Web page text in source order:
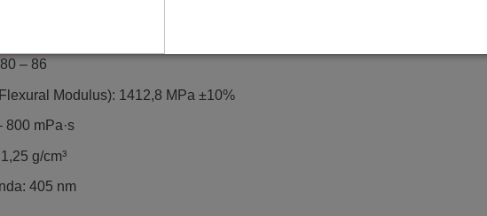
Modulus): 538,4 MPa ±10%
(Elongation at Break): 9,4 % ±10%
– 86
Modulus): 1412,8 MPa ±10%
mPa·s
g/cm³
405 nm